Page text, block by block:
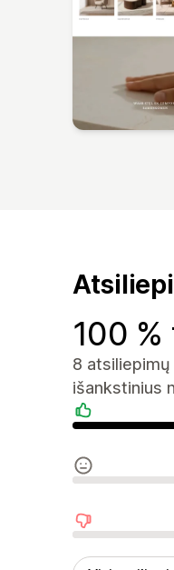
100
8
išankstinius
Teigiami
Neutralūs
Neigiami